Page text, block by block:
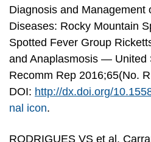
Diagnosis and Management
Diseases: Rocky Mountain
Spotted Fever Group
and Anaplasmosis — United
Recomm Rep 2016;65(No.
DOI: http://dx.doi.org/
nal icon.
RODRIGUES VS et al.